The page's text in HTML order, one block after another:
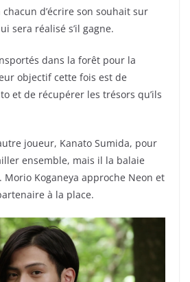
d’écrire son souhait sur
sera réalisé s’il gagne.
dans la forêt pour la
objectif cette fois est de
et de récupérer les trésors qu’ils
joueur, Kanato Sumida, pour
ensemble, mais il la balaie
Morio Koganeya approche Neon et
à la place.